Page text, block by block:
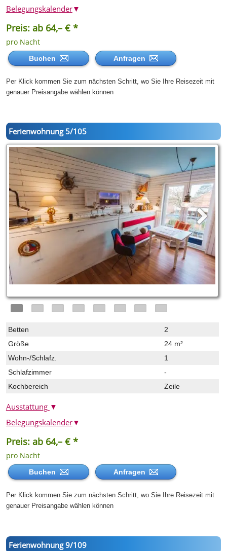
Preis: ab 64,– € *
pro Nacht
Buchen Anfragen
Per Klick kommen Sie zum nächsten Schritt, wo Sie Ihre Reisezeit mit
genauer Preisangabe wählen können
Belegungskalender▼
Ferienwohnung 5/105
Betten
2
Größe
24 m²
Wohn-/Schlafz.
1
Schlafzimmer
-
Kochbereich
Zeile
Ausstattung ▼
Preis: ab 64,– € *
pro Nacht
Buchen Anfragen
Per Klick kommen Sie zum nächsten Schritt, wo Sie Ihre Reisezeit mit
genauer Preisangabe wählen können
Belegungskalender▼
Ferienwohnung 9/109